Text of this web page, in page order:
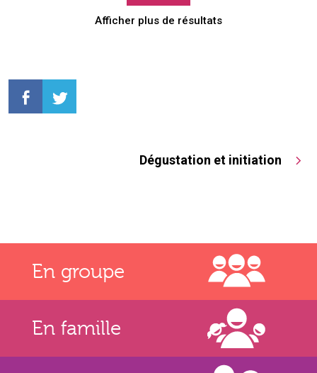
Afficher plus de résultats
Dégustation et initiation
En groupe
En famille